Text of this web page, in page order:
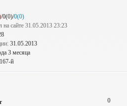
/0(0)/0(0)
на сайте 31.05.2013 23:23
31.05.2013
3 месяца
й
0